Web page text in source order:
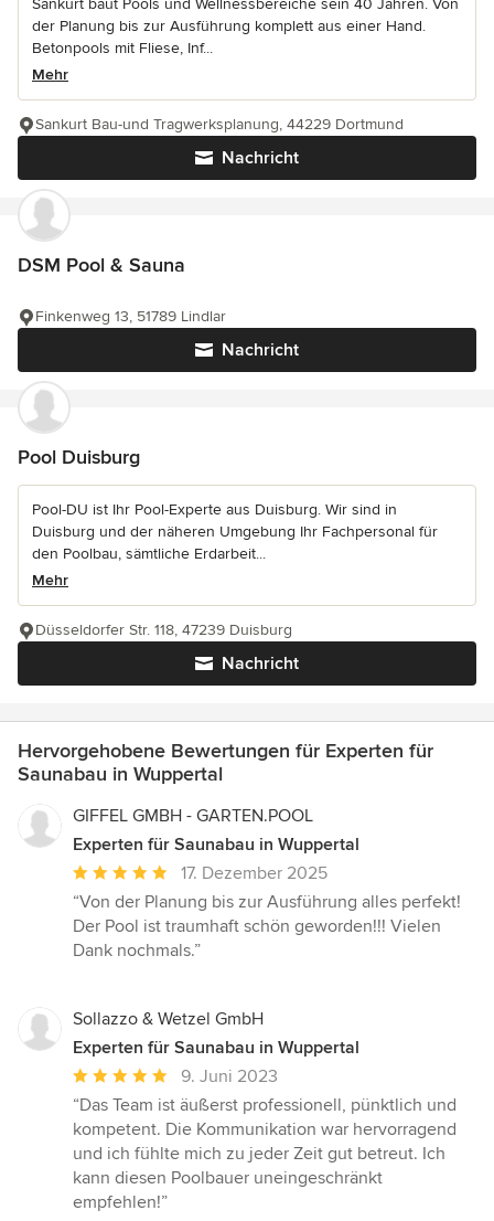
der Planung bis zur Ausführung komplett aus einer Hand.
Betonpools mit Fliese, Inf...
Mehr
Nachricht
Sankurt Bau-und Tragwerksplanung, 44229 Dortmund
DSM Pool & Sauna
Nachricht
Finkenweg 13, 51789 Lindlar
Pool Duisburg
Pool-DU ist Ihr Pool-Experte aus Duisburg. Wir sind in
Duisburg und der näheren Umgebung Ihr Fachpersonal für
den Poolbau, sämtliche Erdarbeit...
Mehr
Nachricht
Düsseldorfer Str. 118, 47239 Duisburg
Hervorgehobene Bewertungen für Experten für
Saunabau in Wuppertal
GIFFEL GMBH - GARTEN.POOL
Experten für Saunabau in Wuppertal
Durchschnittliche
Bewertung:
5
von
17. Dezember 2025
“Von der Planung bis zur Ausführung alles perfekt!
Der Pool ist traumhaft schön geworden!!! Vielen
Dank nochmals.”
Sollazzo & Wetzel GmbH
Experten für Saunabau in Wuppertal
Durchschnittliche
Bewertung:
5
von
5
Sternen
9. Juni 2023
“Das Team ist äußerst professionell, pünktlich und
kompetent. Die Kommunikation war hervorragend
und ich fühlte mich zu jeder Zeit gut betreut. Ich
kann diesen Poolbauer uneingeschränkt
empfehlen!”